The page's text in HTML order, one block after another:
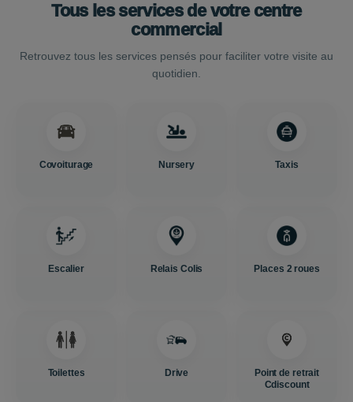
Tous les services de votre centre
commercial
Retrouvez tous les services pensés pour faciliter votre visite au
quotidien.
Covoiturage Nursery Taxis
Escalier Relais Colis Places 2 roues
Toilettes Drive
Point de retrait
Cdiscount